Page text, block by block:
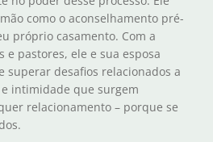
como o aconselhamento pré-
próprio casamento. Com a
e pastores, ele e sua esposa
superar desafios relacionados a
intimidade que surgem
relacionamento – porque se